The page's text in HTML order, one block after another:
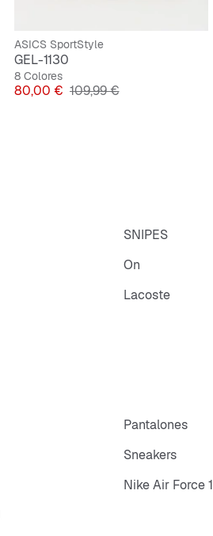
ASICS SportStyle
GEL-1130
8 Colores
Precio
80,00 € Precio original
109,99 €
SNIPES
On
Lacoste
Pantalones
Sneakers
Nike Air Force 1